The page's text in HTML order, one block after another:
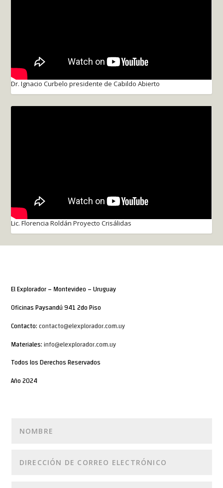
Dr. Ignacio Curbelo presidente de Cabildo Abierto
Lic. Florencia Roldán Proyecto Crisálidas
El Explorador – Montevideo – Uruguay
Oficinas Paysandú 941 2do Piso
Contacto:contacto@elexplorador.com.uy
Materiales:info@elexplorador.com.uy
Todos los Derechos Reservados
Año 2024